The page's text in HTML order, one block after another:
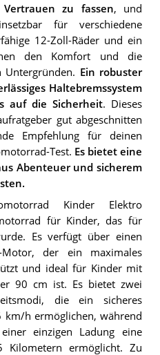
zu fassen, und
für verschiedene
12-Zoll-Räder und ein
den Komfort und die
Untergründen. Ein robuster
Haltebremssystem
auf die Sicherheit. Dieses
gut abgeschnitten
Empfehlung für deinen
Test. Es bietet eine
Abenteuer und sicherem
Kinder Elektro
für Kinder, das für
Es verfügt über einen
Motor, der ein maximales
und ideal für Kinder mit
90 cm ist. Es bietet zwei
die ein sicheres
h ermöglichen, während
einzigen Ladung eine
ermöglicht. Zu